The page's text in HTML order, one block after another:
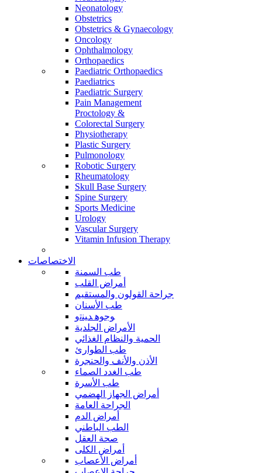
Neonatology
Obstetrics
Obstetrics & Gynaecology
Oncology
Ophthalmology
Orthopaedics
Paediatric Orthopaedics
Paediatrics
Paediatric Surgery
Pain Management
Proctology &
Colorectal Surgery
Physiotherapy
Plastic Surgery
Pulmonology
Robotic Surgery
Rheumatology
Skull Base Surgery
Spine Surgery
Sports Medicine
Urology
Vascular Surgery
Vitamin Infusion Therapy
الاختصاصات
طب السمنة
أمراض القلب
جراحة القولون والمستقيم
طب الأسنان
ﻮﺟﻮﻫ ﺪﻴﻨﺗﻭ
الأمراض الجلدية
الحمية والنظام الغذائي
طب الطوارئ
الأذن والأنف والحنجرة
طب الغدد الصماء
طب الأسرة
أمراض الجهاز الهضمي
الجراحة العامة
أمراض الدم
الطب الباطني
صحة العقل
أمراض الكلى
أمراض الأعصاب